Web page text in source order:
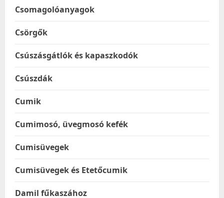
Csomagolóanyagok
Csörgők
Csúszásgátlók és kapaszkodók
Csúszdák
Cumik
Cumimosó, üvegmosó kefék
Cumisüvegek
Cumisüvegek és Etetőcumik
Damil fűkaszához